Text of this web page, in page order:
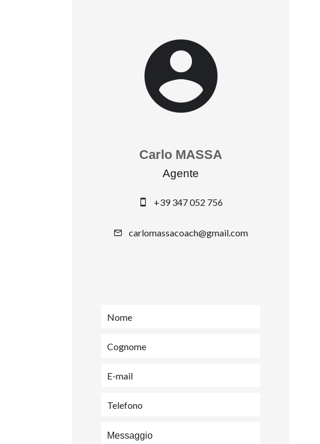
Carlo MASSA
Agente
+39 347 052 756
carlomassacoach@gmail.com